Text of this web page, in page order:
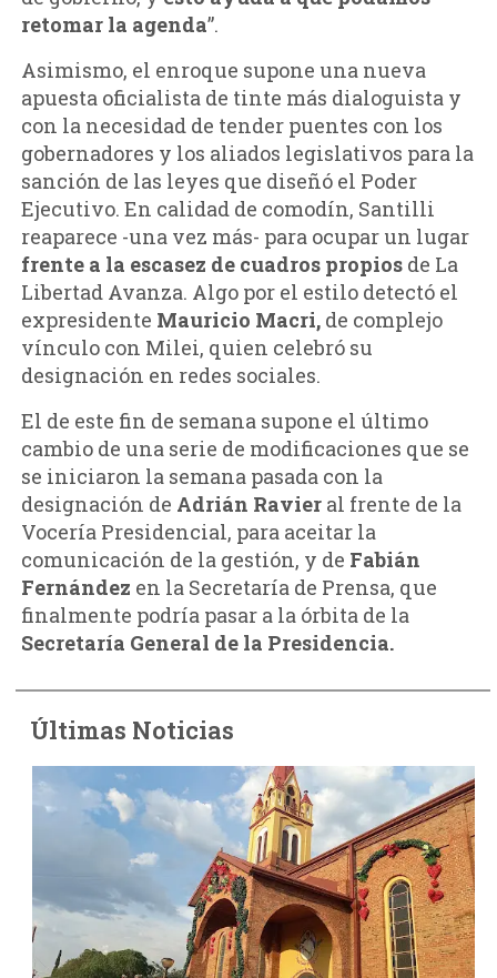
retomar la agenda”.
Asimismo, el enroque supone una nueva
apuesta oficialista de tinte más dialoguista y
con la necesidad de tender puentes con los
gobernadores y los aliados legislativos para la
sanción de las leyes que diseñó el Poder
Ejecutivo. En calidad de comodín, Santilli
reaparece -una vez más- para ocupar un lugar
frente a la escasez de cuadros propiosde La
Libertad Avanza. Algo por el estilo detectó el
expresidente Mauricio Macri,de complejo
vínculo con Milei, quien celebró su
designación en redes sociales.
El de este fin de semana supone el último
cambio de una serie de modificaciones que se
se iniciaron la semana pasada con la
designación de Adrián Ravier al frente de la
Vocería Presidencial, para aceitar la
comunicación de la gestión, y de Fabián
Fernández en la Secretaría de Prensa, que
finalmente podría pasar a la órbita de la
Secretaría General de la Presidencia.
Últimas Noticias